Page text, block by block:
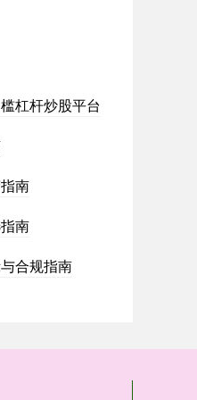
杠杆炒股平台
南
南
合规指南